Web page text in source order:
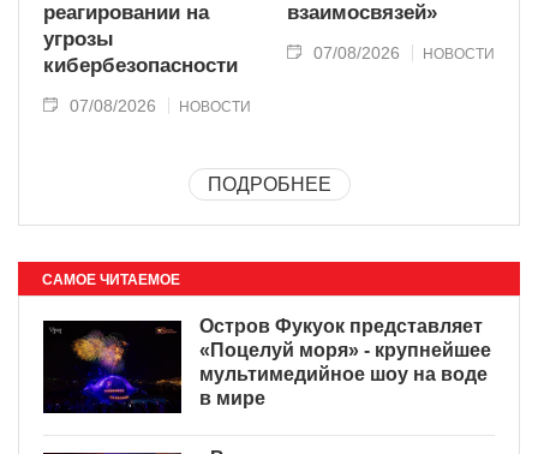
реагировании на
угрозы
кибербезопасности
07/08/2026 НОВОСТИ
взаимосвязей»
07/08/2026 НОВОСТИ
ПОДРОБНЕЕ
САМОЕ ЧИТАЕМОЕ
Остров Фукуок представляет
«Поцелуй моря» - крупнейшее
мультимедийное шоу на воде
в мире